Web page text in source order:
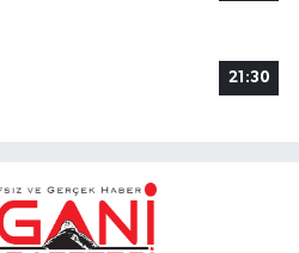
21:30